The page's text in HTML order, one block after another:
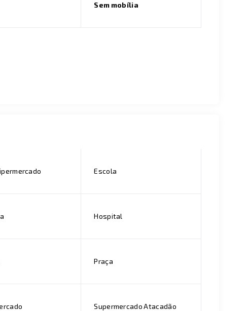
Sem mobília
Escola
Hospital
Praça
Supermercado Atacadão